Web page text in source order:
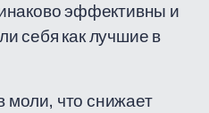
эффективны и
себя как лучшие в
моли, что снижает